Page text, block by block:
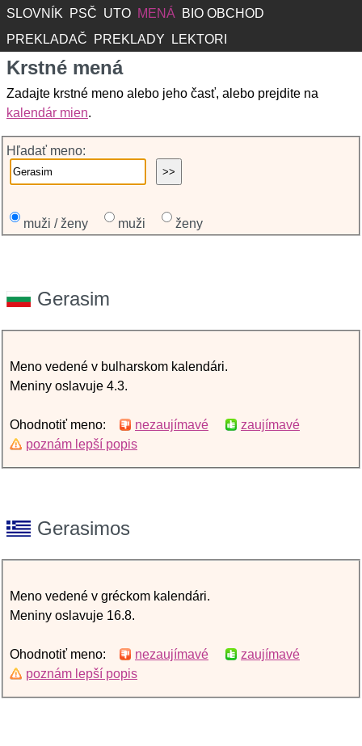
SLOVNÍK PSČ UTO MENÁ
BIO OBCHOD
PREKLADAČ
PREKLADY LEKTORI
Krstné mená
Zadajte krstné meno alebo jeho časť, alebo prejdite na
kalendár mien.
Hľadať meno:
muži / ženy muži ženy
Gerasim
Meno vedené v bulharskom kalendári.
Meniny oslavuje 4.3.
Ohodnotiť meno: nezaujímavé
zaujímavé
poznám lepší popis
Gerasimos
Meno vedené v gréckom kalendári.
Meniny oslavuje 16.8.
Ohodnotiť meno: nezaujímavé
zaujímavé
poznám lepší popis